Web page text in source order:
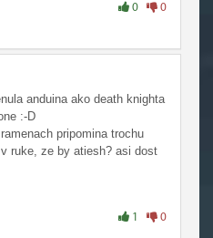
0 0
anduina ako death knighta
:-D
pripomina trochu
ruke, ze by atiesh? asi dost
1 0